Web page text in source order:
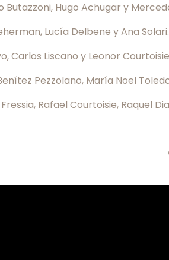
Butazzoni, Hugo Achugar y
Lucía Delbene y Ana
Carlos Liscano y Leonor
Pezzolano, María Noel
Rafael Courtoisie, Raquel